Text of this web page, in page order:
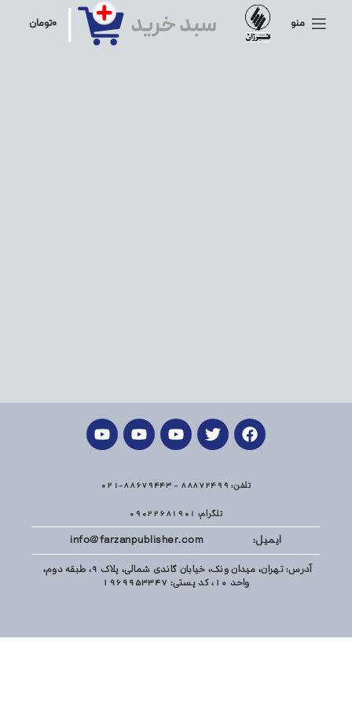
منو ۰تومان
تلفن: 88872499 - 88679443-021
تلگرام: 09022681901
ایمیل: info@farzanpublisher.com
آدرس: تهران، میدان ونک، خیابان گاندی شمالی، پلاک 9، طبقه دوم،
واحد 10، کد پستی: 1969953347